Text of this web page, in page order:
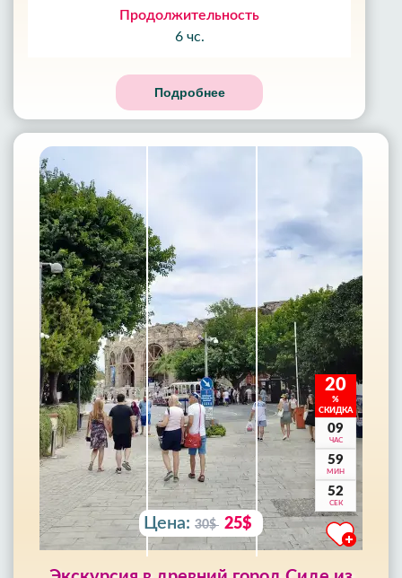
Продолжительность
6 чс.
Подробнее
20
%
СКИДКА
09
ЧАС
59
МИН
50
СЕК
Цена: 30$ 25$